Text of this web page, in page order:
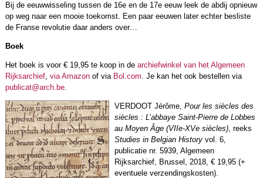
Bij de eeuwwisseling tussen de 16e en de 17e eeuw leek de abdij opnieuw
op weg naar een mooie toekomst. Een paar eeuwen later echter besliste
de Franse revolutie daar anders over…
Boek
Het boek is voor € 19,95 te koop in de archiefwinkel van het Algemeen
Rijksarchief, via Amazonof via Bol.com . Je kan het ook bestellen via
publicat@arch.be.
VERDOOT Jérôme, Pour les siècles des
siècles : L’abbaye Saint-Pierre de Lobbes
au Moyen Âge (VIIe-XVe siècles), reeks
Studies in Belgian History vol. 6,
publicatie nr. 5939, Algemeen
Rijksarchief, Brussel, 2018, € 19,95 (+
eventuele verzendingskosten).